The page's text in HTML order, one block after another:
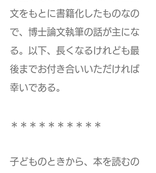
文をもとに書籍化したものなの
で、博士論文執筆の話が主にな
る。以下、長くなるけれども最
後までお付き合いいただければ
幸いである。
＊＊＊＊＊＊＊＊＊＊
子どものときから、本を読むの